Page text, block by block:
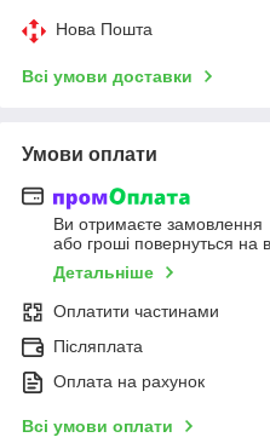
Нова Пошта
Всі умови доставки
Умови оплати
Ви отримаєте замовлення
або гроші повернуться на
Детальніше
Оплатити частинами
Післяплата
Оплата на рахунок
Всі умови оплати